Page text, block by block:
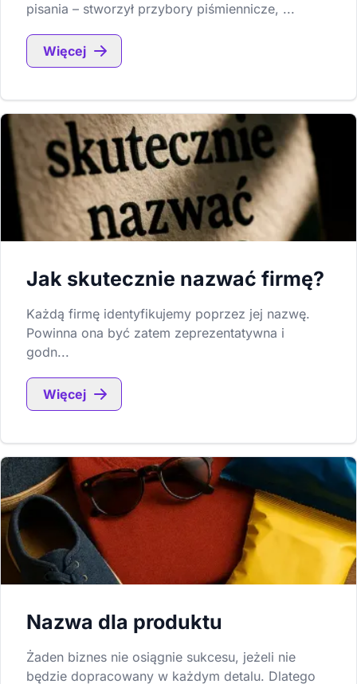
pisania – stworzył przybory piśmiennicze, ...
Więcej
Jak skutecznie nazwać firmę?
Każdą firmę identyfikujemy poprzez jej nazwę.
Powinna ona być zatem zeprezentatywna i
godn...
Więcej
Nazwa dla produktu
Żaden biznes nie osiągnie sukcesu, jeżeli nie
będzie dopracowany w każdym detalu. Dlatego